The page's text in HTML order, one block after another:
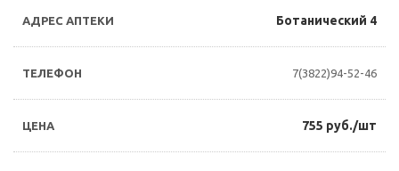
Ботанический 4
7(3822)94-52-46
755 руб./шт